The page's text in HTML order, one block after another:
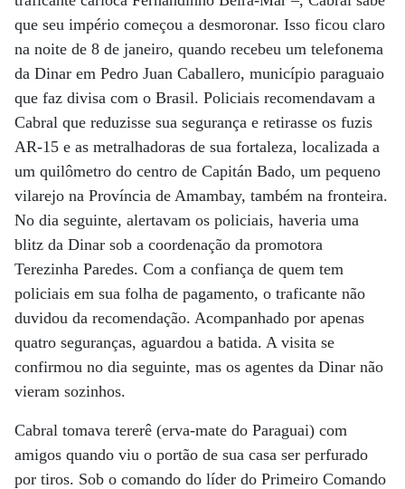
que seu império começou a desmoronar. Isso ficou claro
na noite de 8 de janeiro, quando recebeu um telefonema
da Dinar em Pedro Juan Caballero, município paraguaio
que faz divisa com o Brasil. Policiais recomendavam a
Cabral que reduzisse sua segurança e retirasse os fuzis
AR-15 e as metralhadoras de sua fortaleza, localizada a
um quilômetro do centro de Capitán Bado, um pequeno
vilarejo na Província de Amambay, também na fronteira.
No dia seguinte, alertavam os policiais, haveria uma
blitz da Dinar sob a coordenação da promotora
Terezinha Paredes. Com a confiança de quem tem
policiais em sua folha de pagamento, o traficante não
duvidou da recomendação. Acompanhado por apenas
quatro seguranças, aguardou a batida. A visita se
confirmou no dia seguinte, mas os agentes da Dinar não
vieram sozinhos.
Cabral tomava tererê (erva-mate do Paraguai) com
amigos quando viu o portão de sua casa ser perfurado
por tiros. Sob o comando do líder do Primeiro Comando